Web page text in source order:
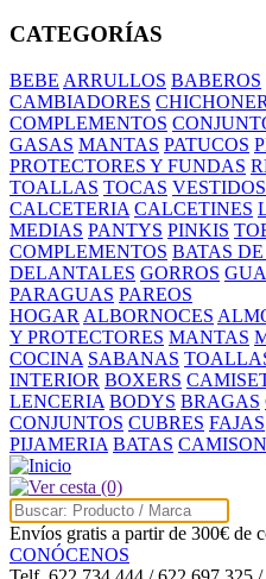
CATEGORÍAS
BEBE ARRULLOS BABEROS
CAMBIADORES
COMPLEMENTOS
GASAS MANTAS PATUCOS
PROTECTORES Y FUNDAS
TOALLAS TOCAS VESTIDOS
CALCETERIA CALCETINES
MEDIAS PANTYS PINKIS
COMPLEMENTOS BATAS
DELANTALES GORROS
PARAGUAS PAREOS
HOGAR ALBORNOCES
Y PROTECTORES MANTAS
COCINA SABANAS
INTERIOR BOXERS
LENCERIA BODYS BRAGAS
CONJUNTOS CUBRES FAJAS
PIJAMERIA BATAS
(0)
Envíos gratis a partir de 300€ de
CONÓCENOS